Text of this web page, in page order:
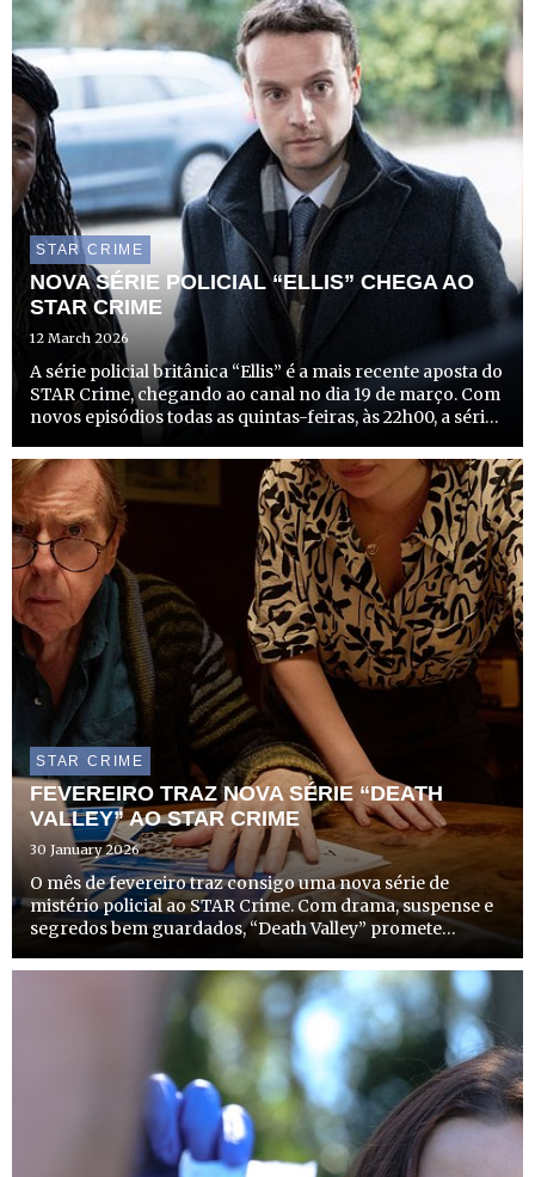
STAR CRIME
NOVA SÉRIE POLICIAL “ELLIS” CHEGA AO
STAR CRIME
12 March 2026
A série policial britânica “Ellis” é a mais recente aposta do
STAR Crime, chegando ao canal no dia 19 de março. Com
novos episódios todas as quintas-feiras, às 22h00, a série
complexas e cheias de suspense no norte de In...
STAR CRIME
FEVEREIRO TRAZ NOVA SÉRIE “DEATH
VALLEY” AO STAR CRIME
30 January 2026
O mês de fevereiro traz consigo uma nova série de
mistério policial ao STAR Crime. Com drama, suspense e
segredos bem guardados, “Death Valley” promete
complexas numa pequena comunidade rural do País de